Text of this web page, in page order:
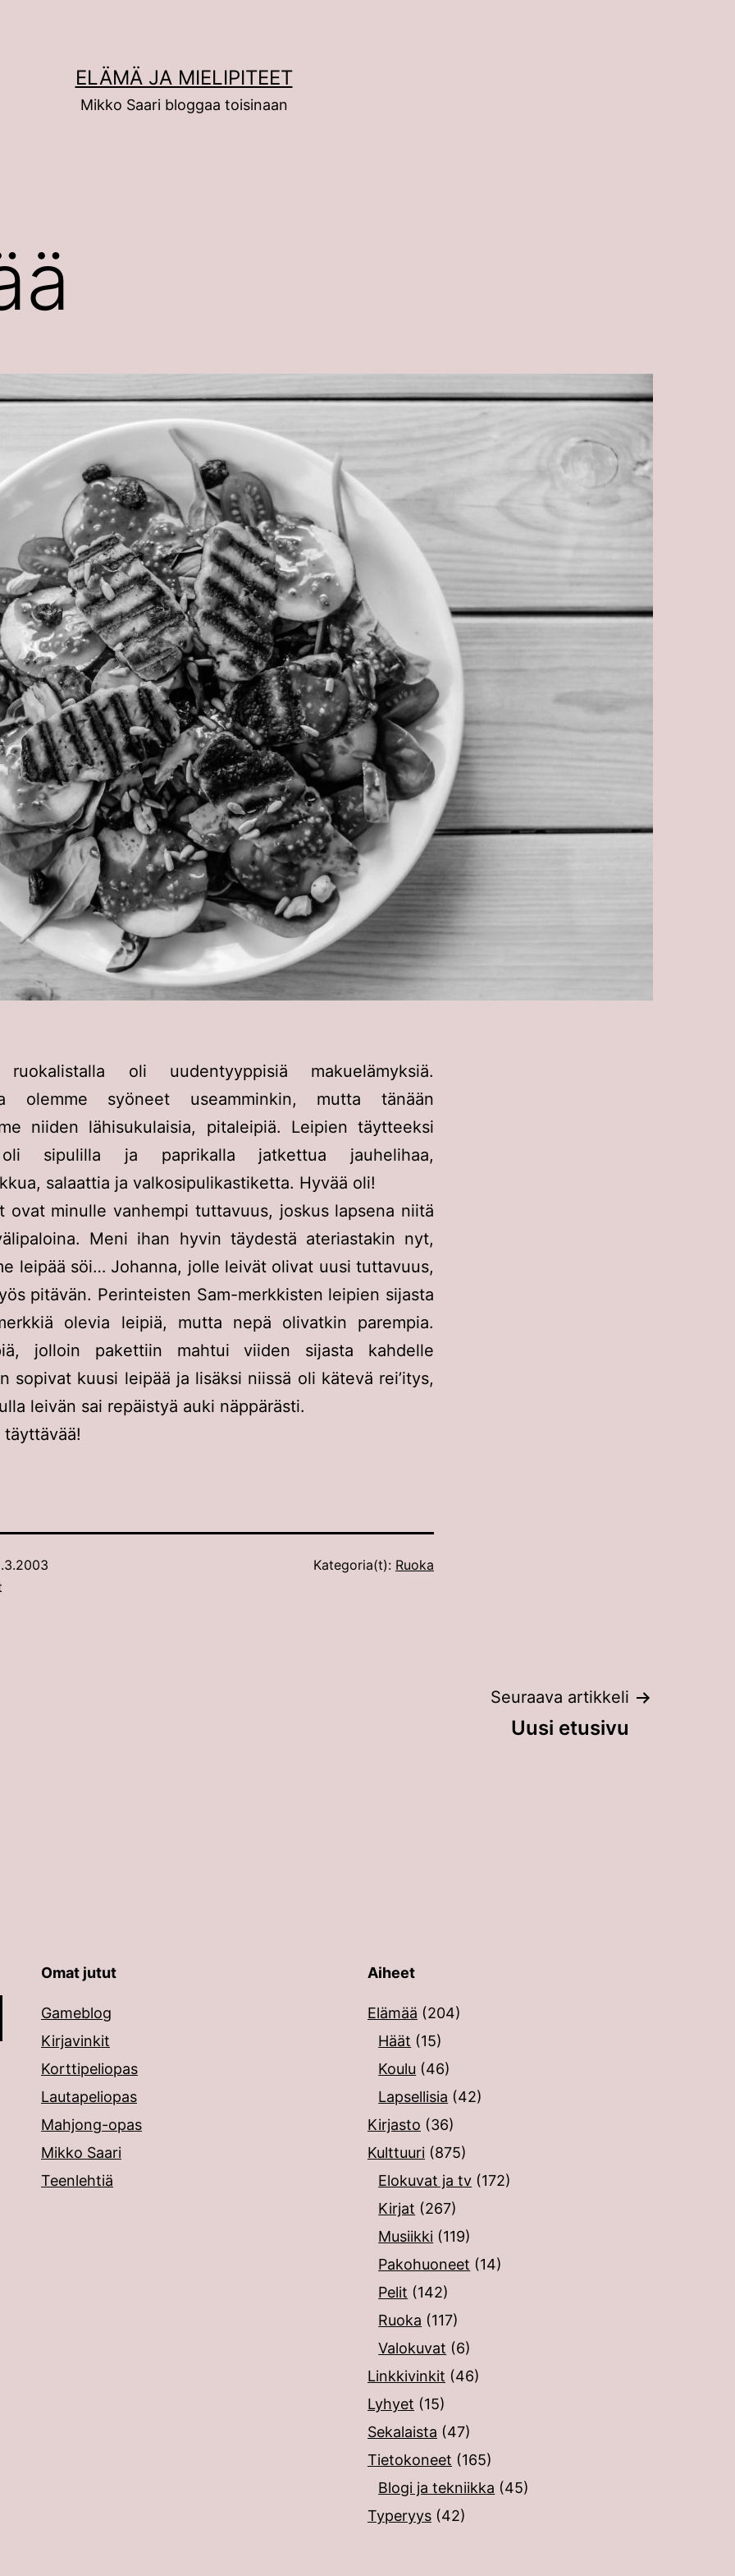
ELÄMÄ JA MIELIPITEET
Mikko Saari bloggaa toisinaan
ruokalistalla oli uudentyyppisiä makuelämyksiä.
olemme syöneet useamminkin, mutta tänään
niiden lähisukulaisia, pitaleipiä. Leipien täytteeksi
sipulilla ja paprikalla jatkettua jauhelihaa,
salaattia ja valkosipulikastiketta. Hyvää oli!
ovat minulle vanhempi tuttavuus, joskus lapsena niitä
Meni ihan hyvin täydestä ateriastakin nyt,
leipää söi… Johanna, jolle leivät olivat uusi tuttavuus,
pitävän. Perinteisten Sam-merkkisten leipien sijasta
olevia leipiä, mutta nepä olivatkin parempia.
jolloin pakettiin mahtui viiden sijasta kahdelle
sopivat kuusi leipää ja lisäksi niissä oli kätevä rei’itys,
leivän sai repäistyä auki näppärästi.
täyttävää!
Kategoria(t): Ruoka
Seuraava artikkeli
Uusi etusivu
ylös ja alas ja siirtyä halutulle sivulle enterin painalluksella. Kosketusnäytöllisten laitteiden
Omat jutut
Gameblog
Kirjavinkit
Korttipeliopas
Lautapeliopas
Mahjong-opas
Mikko Saari
Teenlehtiä
Aiheet
Elämää (204)
Häät (15)
Koulu (46)
Lapsellisia (42)
Kirjasto (36)
Kulttuuri (875)
Elokuvat ja tv (172)
Kirjat (267)
Musiikki (119)
Pakohuoneet (14)
Pelit (142)
Ruoka (117)
Valokuvat (6)
Linkkivinkit (46)
Lyhyet (15)
Sekalaista (47)
Tietokoneet (165)
Blogi ja tekniikka (45)
Typeryys (42)